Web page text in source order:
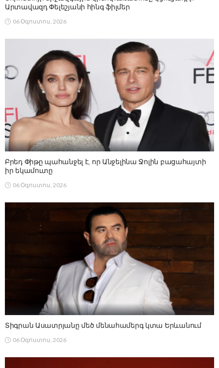
Արտավազդ Փելեշյանի հինգ ֆիլմեր
06 Օգոստոս, 2026
Բրեդ Փիթը պահանջել է, որ Անջելինա Ջոլին բացահայտի
իր եկամուտը
06 Օգոստոս, 2026
Տիգրան Ասատրյանը մեծ մենահամերգ կտա Երևանում
06 Օգոստոս, 2026